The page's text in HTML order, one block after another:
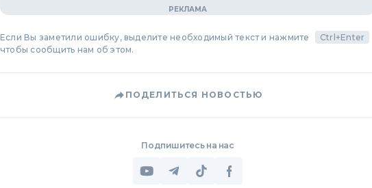
Если Вы заметили ошибку, выделите необходимый текст и нажмите Ctrl+Enter
чтобы сообщить нам об этом.
ПОДЕЛИТЬСЯ НОВОСТЬЮ
Подпишитесь на нас